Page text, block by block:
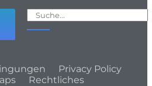
Privacy Policy
Rechtliches